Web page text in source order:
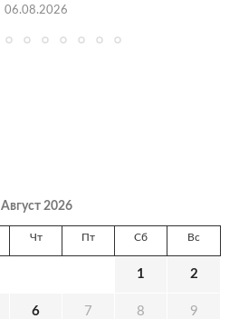
06.08.2026
Август 2026
Чт Пт Сб Вс
1 2
6 7 8 9